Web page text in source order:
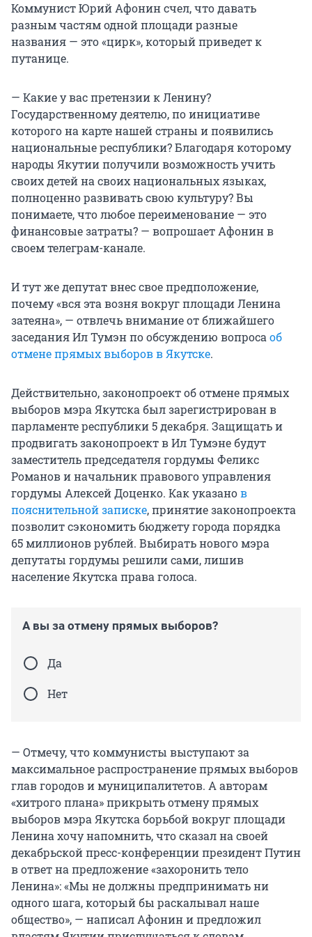
Коммунист Юрий Афонин счел, что давать
разным частям одной площади разные
названия — это «цирк», который приведет к
путанице.
— Какие у вас претензии к Ленину?
Государственному деятелю, по инициативе
которого на карте нашей страны и появились
национальные республики? Благодаря которому
народы Якутии получили возможность учить
своих детей на своих национальных языках,
полноценно развивать свою культуру? Вы
понимаете, что любое переименование — это
финансовые затраты? — вопрошает Афонин в
своем телеграм-канале.
И тут же депутат внес свое предположение,
почему «вся эта возня вокруг площади Ленина
затеяна», — отвлечь внимание от ближайшего
заседания Ил Тумэн по обсуждению вопросаоб
отмене прямых выборов в Якутске.
Действительно, законопроект об отмене прямых
выборов мэра Якутска был зарегистрирован в
парламенте республики 5 декабря. Защищать и
продвигать законопроект в Ил Тумэне будут
заместитель председателя гордумы Феликс
Романов и начальник правового управления
гордумы Алексей Доценко. Как указанов
пояснительной записке, принятие законопроекта
позволит сэкономить бюджету города порядка
65 миллионов рублей. Выбирать нового мэра
депутаты гордумы решили сами, лишив
население Якутска права голоса.
А вы за отмену прямых выборов?
Да
Нет
— Отмечу, что коммунисты выступают за
максимальное распространение прямых выборов
глав городов и муниципалитетов. А авторам
«хитрого плана» прикрыть отмену прямых
выборов мэра Якутска борьбой вокруг площади
Ленина хочу напомнить, что сказал на своей
декабрьской пресс-конференции президент Путин
в ответ на предложение «захоронить тело
Ленина»: «Мы не должны предпринимать ни
одного шага, который бы раскалывал наше
общество», — написал Афонин и предложил